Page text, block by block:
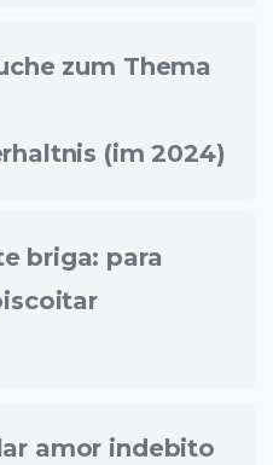
zum Thema
(im 2024)
briga: para
amor indebito